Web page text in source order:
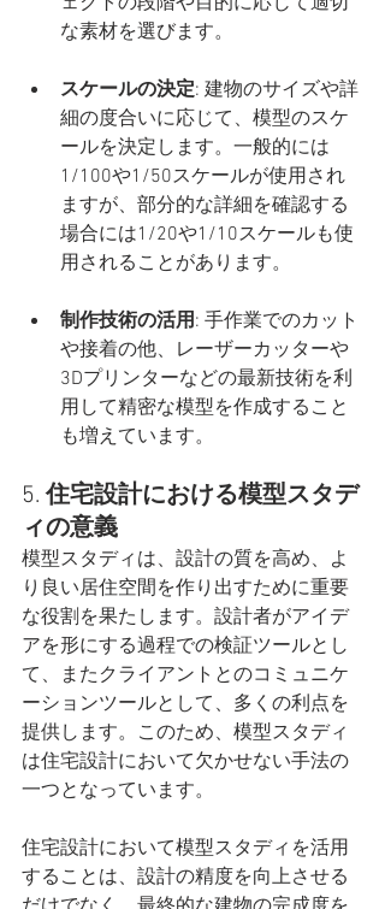
な素材を選びます。
スケールの決定: 建物のサイズや詳
細の度合いに応じて、模型のスケ
ールを決定します。一般的には
1/100や1/50スケールが使用され
ますが、部分的な詳細を確認する
場合には1/20や1/10スケールも使
用されることがあります。
制作技術の活用: 手作業でのカット
や接着の他、レーザーカッターや
3Dプリンターなどの最新技術を利
用して精密な模型を作成すること
も増えています。
5. 住宅設計における模型スタデ
ィの意義
模型スタディは、設計の質を高め、よ
り良い居住空間を作り出すために重要
な役割を果たします。設計者がアイデ
アを形にする過程での検証ツールとし
て、またクライアントとのコミュニケ
ーションツールとして、多くの利点を
提供します。このため、模型スタディ
は住宅設計において欠かせない手法の
一つとなっています。
住宅設計において模型スタディを活用
することは、設計の精度を向上させる